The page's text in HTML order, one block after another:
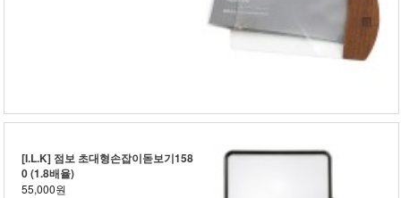
[I.L.K] 점보 초대형손잡이돋보기158
0 (1.8배율)
55,000원